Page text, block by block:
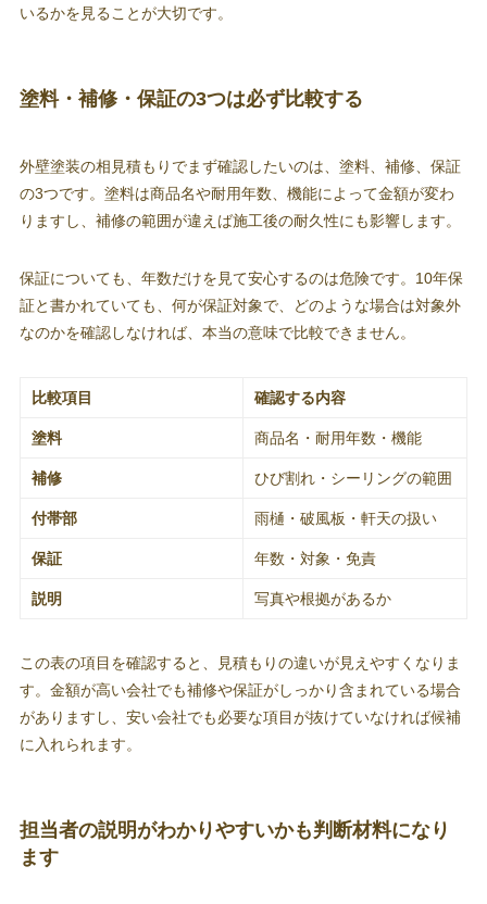
いるかを見ることが大切です。
塗料・補修・保証の3つは必ず比較する
外壁塗装の相見積もりでまず確認したいのは、塗料、補修、保証
の3つです。塗料は商品名や耐用年数、機能によって金額が変わ
りますし、補修の範囲が違えば施工後の耐久性にも影響します。
保証についても、年数だけを見て安心するのは危険です。10年保
証と書かれていても、何が保証対象で、どのような場合は対象外
なのかを確認しなければ、本当の意味で比較できません。
比較項目 確認する内容
塗料 商品名・耐用年数・機能
補修 ひび割れ・シーリングの範囲
付帯部 雨樋・破風板・軒天の扱い
保証 年数・対象・免責
説明 写真や根拠があるか
この表の項目を確認すると、見積もりの違いが見えやすくなりま
す。金額が高い会社でも補修や保証がしっかり含まれている場合
がありますし、安い会社でも必要な項目が抜けていなければ候補
に入れられます。
担当者の説明がわかりやすいかも判断材料になり
ます